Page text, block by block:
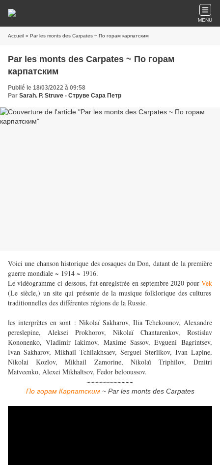
MENU
Accueil » Par les monts des Carpates ~ По горам карпатским
Par les monts des Carpates ~ По горам
карпатским
Publié le 18/03/2022 à 09:58
Par Sarah. P. Struve - Струве Сара Петр
Voici une chanson historique des cosaques du Don, datant de la première
guerre mondiale ~ 1914 ~ 1916.
Le vidéogramme ci-dessous, fut enregistrée en septembre 2020 pour Vek
(Le siècle,) un site qui présente de la musique folklorique des cultures
traditionnelles des différentes régions de la Russie.
les interprètes en sont : Nikolaï Sakharov, Ilia Tchekounov, Alexandre
pereslepine, Aleksei Prokhorov, Nikolaï Chantarenkov, Rostislav
Kononenko, Vladimir Iakimov, Maxime Sassov, Evgueni Bagrintsev,
Ivan Sakharov, Mikhail Tchilakhsaev, Serguei Sterlikov, Ivan Lapine,
Nikolai Kozlov, Mikhail Zamorine, Nikolaï Triphilov, Dmitri
Matveenko, Alexei Mikhaltsov, Fedor belooussov.
~~~~~~~~~~~~
По горам Карпатским~ Par les monts des Carpates